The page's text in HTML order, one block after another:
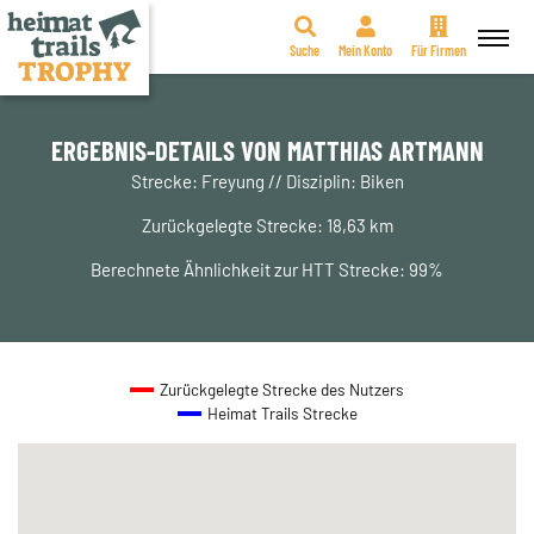
Zum
springen
Suche Mein Konto Für Firmen
ERGEBNIS-DETAILS VON MATTHIAS ARTMANN
Strecke: Freyung // Disziplin: Biken
Zurückgelegte Strecke: 18,63 km
Berechnete Ähnlichkeit zur HTT Strecke: 99%
Zurückgelegte Strecke des Nutzers
Heimat Trails Strecke